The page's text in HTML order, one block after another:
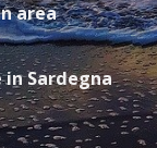
area
Sardegna